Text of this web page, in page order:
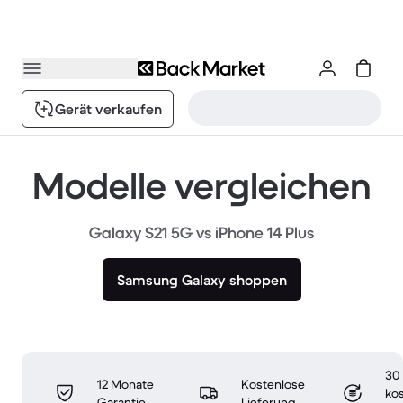
Gerät verkaufen
Modelle vergleichen
Galaxy S21 5G vs iPhone 14 Plus
Samsung Galaxy shoppen
12 Monate
Kostenlose
30